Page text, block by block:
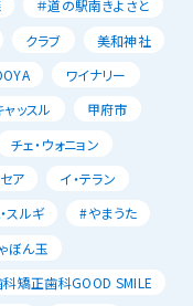
＃道の駅南きよさと
クラブ
美和神社
ワイナリー
ッスル
甲府市
チェ・ウォニョン
ア
イ・テラン
スルギ
#やまうた
ぼん玉
矯正歯科GOOD SMILE